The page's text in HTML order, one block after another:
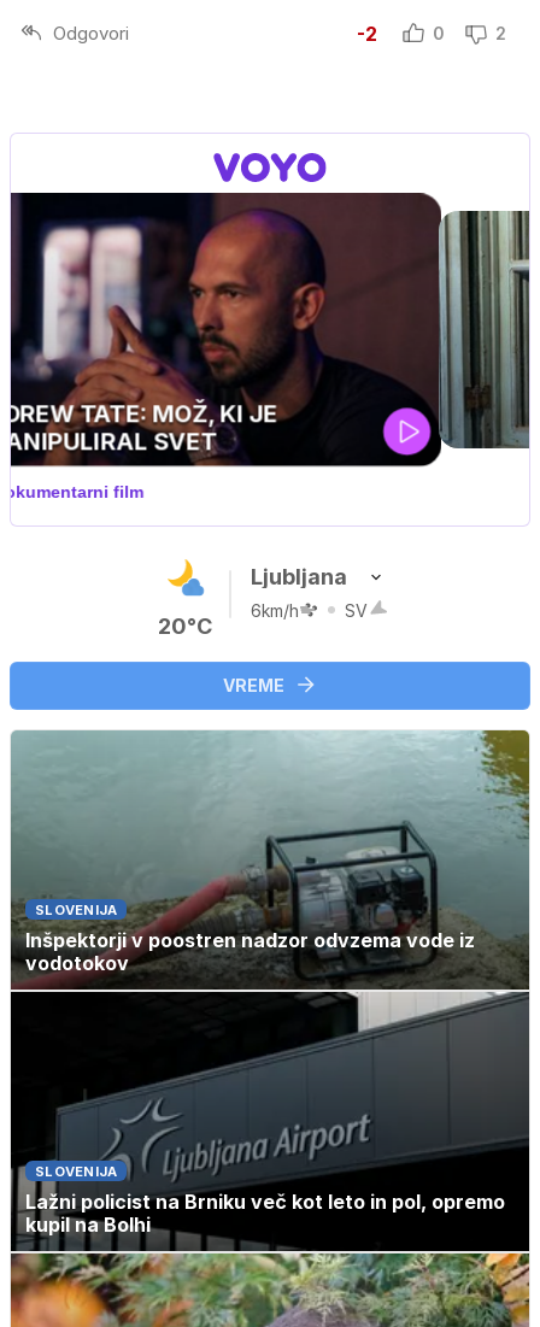
Odgovori -2 0 2
20°C
Ljubljana
6km/h SV
VREME
SLOVENIJA
Inšpektorji v poostren nadzor odvzema vode iz
vodotokov
SLOVENIJA
Lažni policist na Brniku več kot leto in pol, opremo
kupil na Bolhi